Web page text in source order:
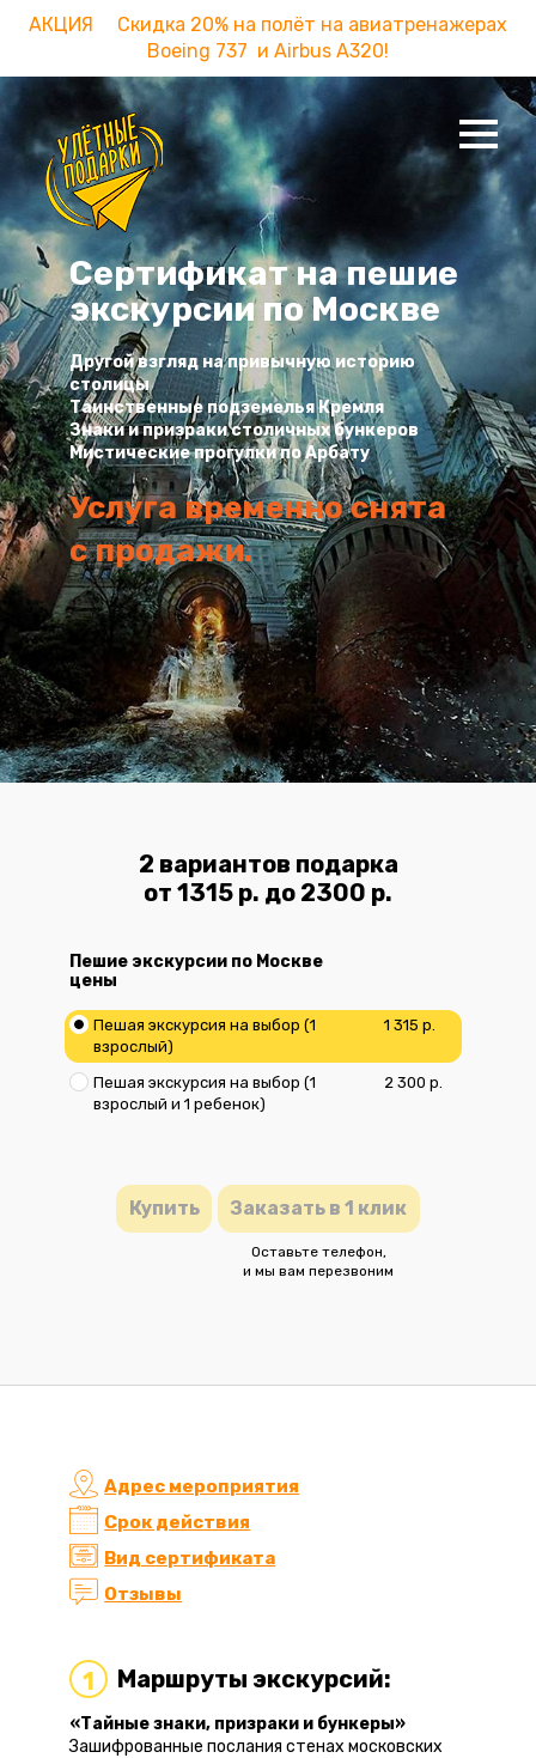
АКЦИЯ Скидка 20% на полёт на авиатренажерах
Boeing 737 и Airbus A320!
Сертификат на пешие
экскурсии по Москве
Другой взгляд на привычную историю
столицы
Таинственные подземелья Кремля
Знаки и призраки столичных бункеров
Мистические прогулки по Арбату
Услуга временно снята
с продажи.
2 вариантов подарка
от 1315 р. до 2300 р.
Пешие экскурсии по Москве
цены
Пешая экскурсия на выбор (1
взрослый)
1 315 р.
Пешая экскурсия на выбор (1
взрослый и 1 ребенок)
2 300 р.
Купить Заказать в 1 клик
Оставьте телефон,
и мы вам перезвоним
Адрес мероприятия
Срок действия
Вид сертификата
Отзывы
1 Маршруты экскурсий:
«Тайные знаки, призраки и бункеры»
Зашифрованные послания стенах московских